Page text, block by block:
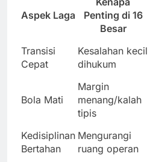
Aspek Laga
Penting di 16
Besar
Transisi
Cepat
Kesalahan kecil
dihukum
Bola Mati
Margin
menang/kalah
tipis
Kedisiplinan
Bertahan
Mengurangi
ruang operan